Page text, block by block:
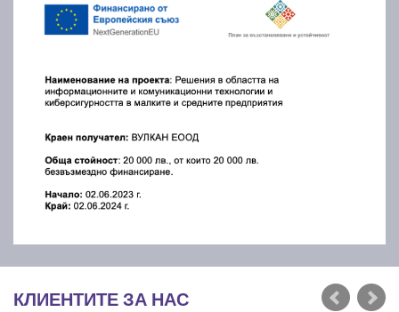
КЛИЕНТИТЕ ЗА НАС